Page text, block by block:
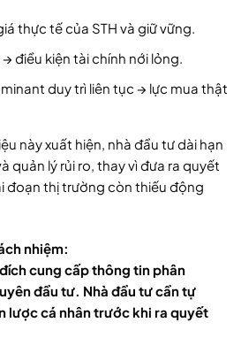
thực tế của STH và giữ vững.
điều kiện tài chính nới lỏng.
duy trì liên tục → lực mua thật
này xuất hiện, nhà đầu tư dài hạn
quản lý rủi ro, thay vì đưa ra quyết
đoạn thị trường còn thiếu động
nhiệm:
cung cấp thông tin phân
đầu tư. Nhà đầu tư cần tự
lược cá nhân trước khi ra quyết